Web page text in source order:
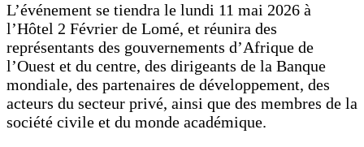
L’événement se tiendra le lundi 11 mai 2026 à
l’Hôtel 2 Février de Lomé, et réunira des
représentants des gouvernements d’Afrique de
l’Ouest et du centre, des dirigeants de la Banque
mondiale, des partenaires de développement, des
acteurs du secteur privé, ainsi que des membres de la
société civile et du monde académique.